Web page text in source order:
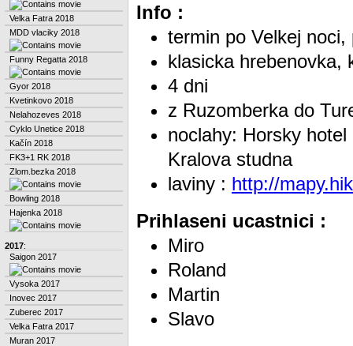
Velka Fatra 2018
MDD vlaciky 2018
Funny Regatta 2018
Gyor 2018
Kvetinkovo 2018
Nelahozeves 2018
Cyklo Unetice 2018
Kačín 2018
FK3+1 RK 2018
Zlom.bezka 2018
Bowling 2018
Hajenka 2018
2017:
Saigon 2017
Vysoka 2017
Inovec 2017
Zuberec 2017
Velka Fatra 2017
Muran 2017
Info :
termin po Velkej
klasicka hrebenovka,
4 dni
z Ruzomberka do
noclahy: Horsky
Kralova studna
laviny : http://
Prihlaseni ucastnici :
Miro
Roland
Martin
Slavo